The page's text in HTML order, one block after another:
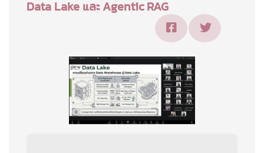
Data Lake และ Agentic RAG